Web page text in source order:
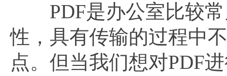
PDF是办公室比较常
性，具有传输的过程中
点。但当我们想对PDF